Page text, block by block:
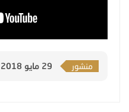
منشور 29 مايو 2018